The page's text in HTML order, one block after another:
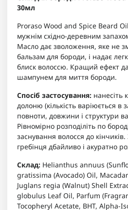
30мл
Proraso Wood and Spice Beard
мужнім східно-деревним
Масло дає зволоження, яке не
бальзам для бороди, і надає
блиск волоссю. Кращий ефект
шампунем для миття бороди.
Спосіб застосування: нанесіть
долоню (кількість варіюється в
повноти, довжини і структури
Рівномірно розподіліть по
заснування волосся до
гребінця дбайливо і акуратно
Склад: Helianthus annuus
gratissima (Avocado) Oil,
Juglans regia (Walnut) Shell
globulus Leaf Oil, Parfum
Tocopheryl Acetate, BHT, Alpha-